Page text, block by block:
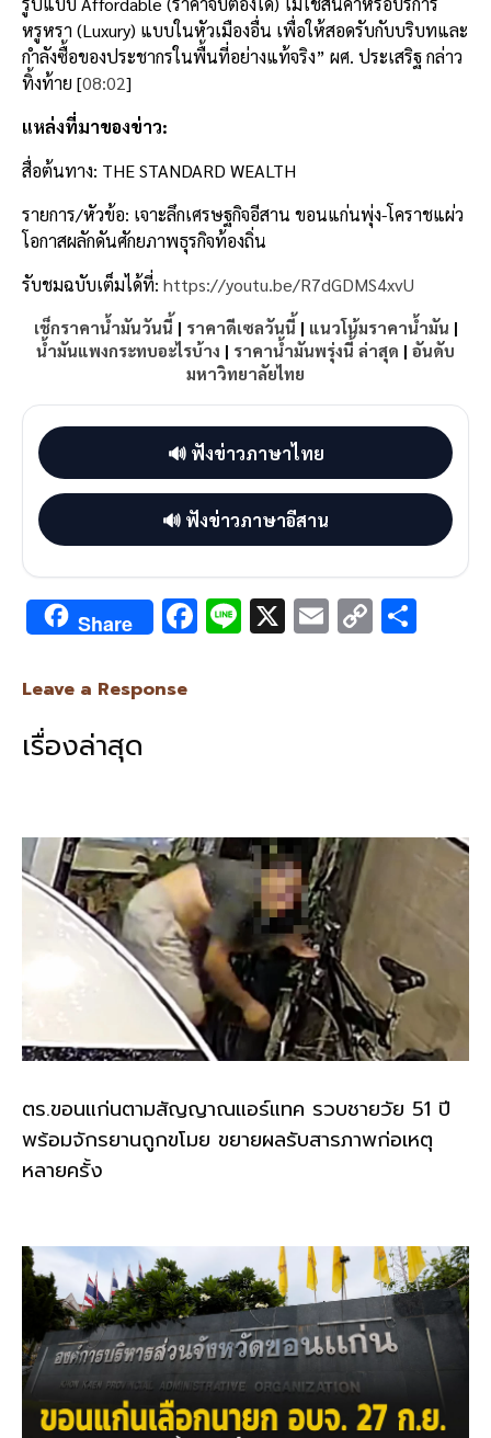
หรูหรา (Luxury) แบบในหัวเมืองอื่น เพื่อให้สอดรับกับบริบทและ
กำลังซื้อของประชากรในพื้นที่อย่างแท้จริง” ผศ. ประเสริฐ กล่าว
ทิ้งท้าย [08:02]
แหล่งที่มาของข่าว:
สื่อต้นทาง: THE STANDARD WEALTH
รายการ/หัวข้อ: เจาะลึกเศรษฐกิจอีสาน ขอนแก่นพุ่ง-โคราชแผ่ว
โอกาสผลักดันศักยภาพธุรกิจท้องถิ่น
รับชมฉบับเต็มได้ที่: https://youtu.be/R7dGDMS4xvU
เช็กราคาน้ำมันวันนี้ | ราคาดีเซลวันนี้ | แนวโน้มราคาน้ำมัน |
น้ำมันแพงกระทบอะไรบ้าง | ราคาน้ำมันพรุ่งนี้ ล่าสุด | อันดับ
มหาวิทยาลัยไทย
🔊 ฟังข่าวภาษาไทย
🔊 ฟังข่าวภาษาอีสาน
Share F
k
Li X E C
Leave a Response
เรื่องล่าสุด
ตร.ขอนแก่นตามสัญญาณแอร์แทค รวบชายวัย 51 ปี
พร้อมจักรยานถูกขโมย ขยายผลรับสารภาพก่อเหตุ
หลายครั้ง